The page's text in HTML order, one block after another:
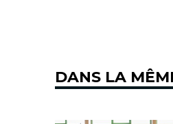
DANS LA